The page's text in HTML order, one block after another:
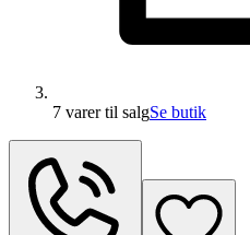
7 varertil salgSe butik